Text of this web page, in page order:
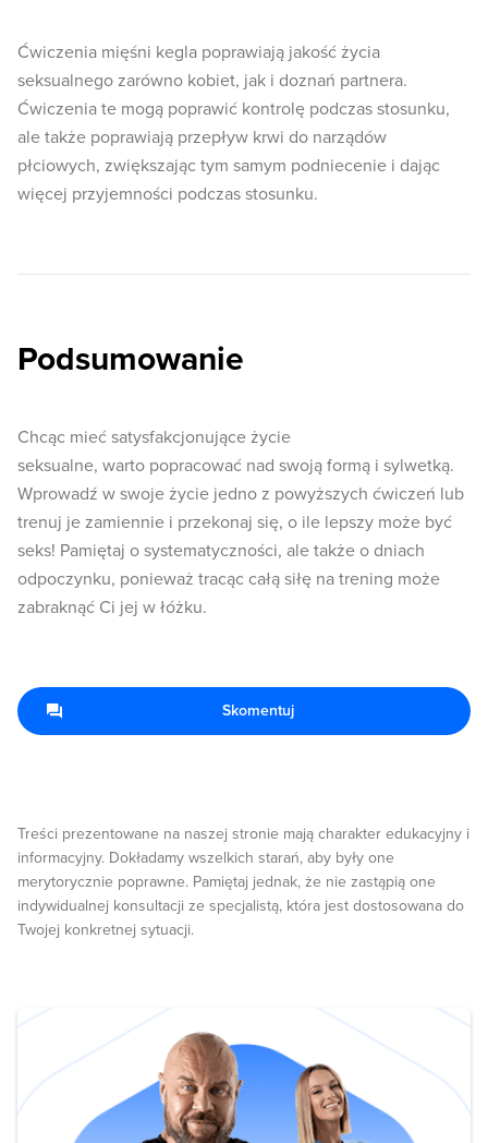
Ćwiczenia mięśni kegla poprawiają jakość życia
seksualnego zarówno kobiet, jak i doznań partnera.
Ćwiczenia te mogą poprawić kontrolę podczas stosunku,
ale także poprawiają przepływ krwi do narządów
płciowych, zwiększając tym samym podniecenie i dając
więcej przyjemności podczas stosunku.
Podsumowanie
Chcąc mieć satysfakcjonujące życie
seksualne, warto popracować nad swoją formą i sylwetką.
Wprowadź w swoje życie jedno z powyższych ćwiczeń lub
trenuj je zamiennie i przekonaj się, o ile lepszy może być
seks! Pamiętaj o systematyczności, ale także o dniach
odpoczynku, ponieważ tracąc całą siłę na trening może
zabraknąć Ci jej w łóżku.
Treści prezentowane na naszej stronie mają charakter edukacyjny i
informacyjny. Dokładamy wszelkich starań, aby były one
merytorycznie poprawne. Pamiętaj jednak, że nie zastąpią one
indywidualnej konsultacji ze specjalistą, która jest dostosowana do
Twojej konkretnej sytuacji.
Skomentuj